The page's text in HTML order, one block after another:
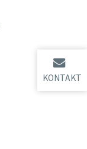
KONTAKT